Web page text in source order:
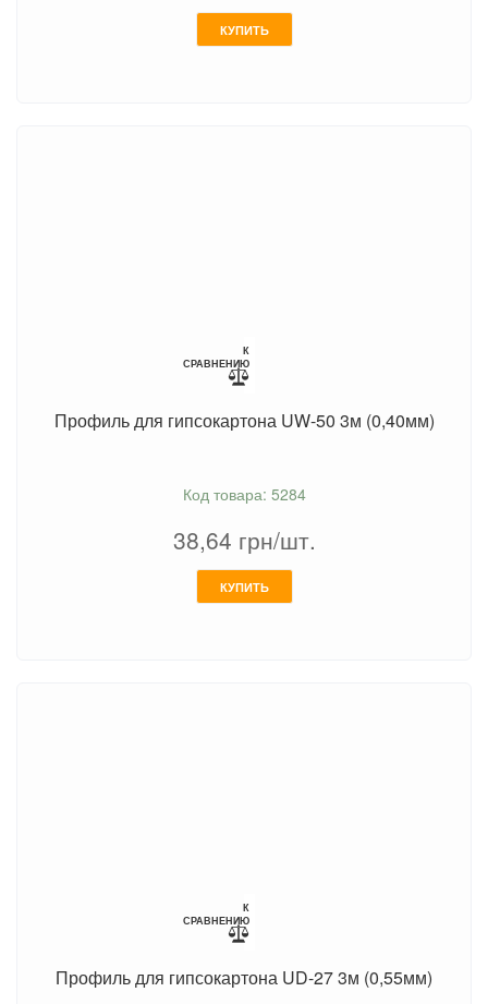
КУПИТЬ
К
СРАВНЕНИЮ
Профиль для гипсокартона UW-50 3м (0,40мм)
Код товара: 5284
38,64 грн/шт.
КУПИТЬ
К
СРАВНЕНИЮ
Профиль для гипсокартона UD-27 3м (0,55мм)